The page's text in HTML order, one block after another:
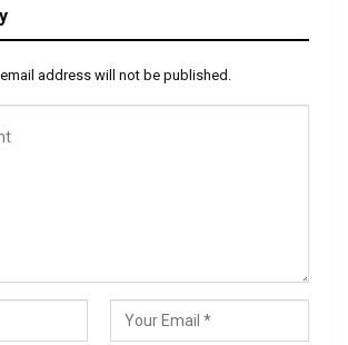
address will not be published.